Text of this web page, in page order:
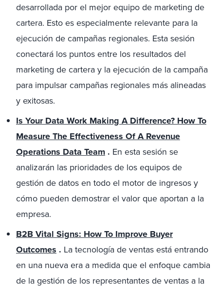
desarrollada por el mejor equipo de marketing de
cartera. Esto es especialmente relevante para la
ejecución de campañas regionales. Esta sesión
conectará los puntos entre los resultados del
marketing de cartera y la ejecución de la campaña
para impulsar campañas regionales más alineadas
y exitosas.
Is Your Data Work Making A Difference? How To
Measure The Effectiveness Of A Revenue
Operations Data Team . En esta sesión se
analizarán las prioridades de los equipos de
gestión de datos en todo el motor de ingresos y
cómo pueden demostrar el valor que aportan a la
empresa.
B2B Vital Signs: How To Improve Buyer
Outcomes . La tecnología de ventas está entrando
en una nueva era a medida que el enfoque cambia
de la gestión de los representantes de ventas a la